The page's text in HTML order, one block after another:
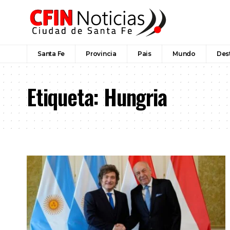
Santa Fe Provincia Pais Mundo
Etiqueta:Hungria